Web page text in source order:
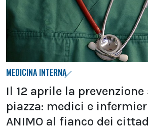
MEDICINA INTERNA
Il 12 aprile la prevenzione
piazza: medici e
ANIMO al fianco dei